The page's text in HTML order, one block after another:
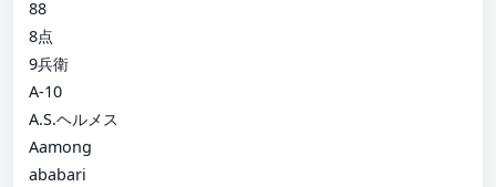
88
8点
9兵衛
A-10
A.S.ヘルメス
Aamong
ababari